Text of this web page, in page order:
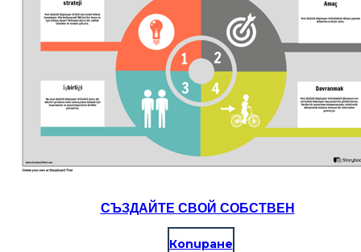
СЪЗДАЙТЕ СВОЙ СОБСТВЕН
Копиране